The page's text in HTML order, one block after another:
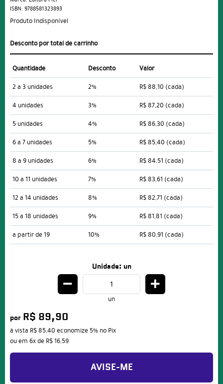
ISBN: 9788581323893
Produto Indisponível
Desconto por total de carrinho
Quantidade Desconto
Valor
2 a 3 unidades
2% R$ 88,10 (cada)
4 unidades
3% R$ 87,20 (cada)
5 unidades
4% R$ 86,30 (cada)
6 a 7 unidades
5% R$ 85,40 (cada)
8 a 9 unidades
6% R$ 84,51 (cada)
10 a 11 unidades
7% R$ 83,61 (cada)
12 a 14 unidades
8% R$ 82,71 (cada)
15 a 18 unidades
9% R$ 81,81 (cada)
a partir de 19
10% R$ 80,91 (cada)
Unidade: un
un
por R$ 89,90
à vista R$ 85,40 economize 5% no Pix
ou em 6xde R$ 16,59
AVISE-ME